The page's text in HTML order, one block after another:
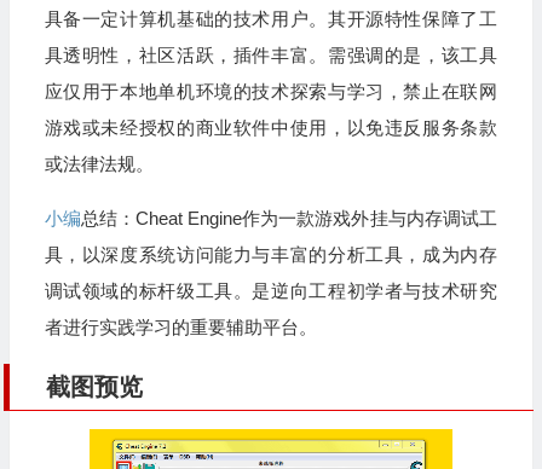
具备一定计算机基础的技术用户。其开源特性保障了工
具透明性，社区活跃，插件丰富。需强调的是，该工具
应仅用于本地单机环境的技术探索与学习，禁止在联网
游戏或未经授权的商业软件中使用，以免违反服务条款
或法律法规。
小编总结：Cheat Engine作为一款游戏外挂与内存调试工
具，以深度系统访问能力与丰富的分析工具，成为内存
调试领域的标杆级工具。是逆向工程初学者与技术研究
者进行实践学习的重要辅助平台。
截图预览